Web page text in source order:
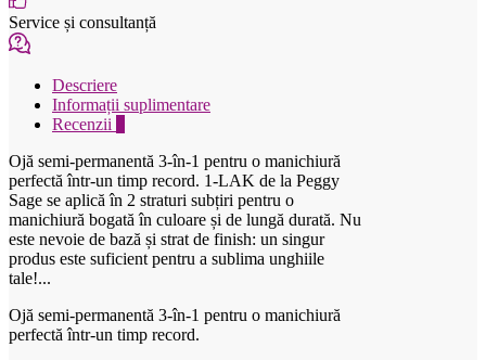
Service și consultanță
Descriere
Informații suplimentare
Recenzii
Ojă semi-permanentă 3-în-1 pentru o manichiură
perfectă într-un timp record. 1-LAK de la Peggy
Sage se aplică în 2 straturi subțiri pentru o
manichiură bogată în culoare și de lungă durată. Nu
este nevoie de bază și strat de finish: un singur
produs este suficient pentru a sublima unghiile
tale!...
Ojă semi-permanentă 3-în-1 pentru o manichiură
perfectă într-un timp record.